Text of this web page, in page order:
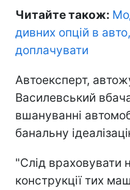
Читайте також:
дивних опцій в
доплачувати
Автоексперт,
Василевський
вшануванні
банальну
"Слід враховувати
конструкції тих